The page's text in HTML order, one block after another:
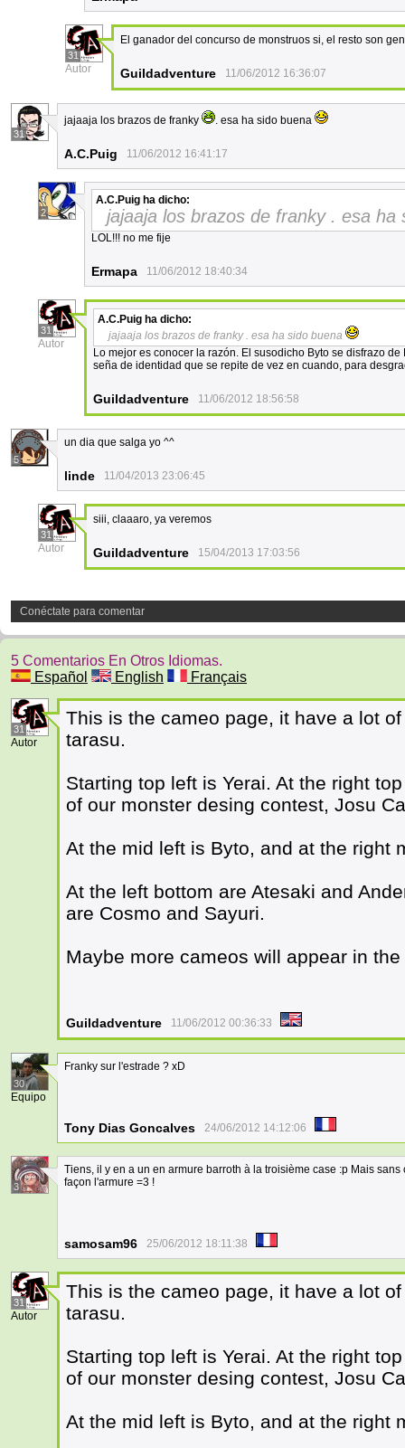
31
Autor
El ganador del concurso de monstruos si, el resto son
Guildadventure 11/06/2012 16:36:07
31
jajaaja los brazos de franky . esa ha sido buena
A.C.Puig 11/06/2012 16:41:17
2
A.C.Puig ha dicho:
jajaaja los brazos de franky . esa
LOL!!! no me fije
Ermapa 11/06/2012 18:40:34
31
Autor
A.C.Puig ha dicho:
jajaaja los brazos de franky . esa ha sido buena
Lo mejor es conocer la razón. El susodicho Byto se disfrazo
seña de identidad que se repite de vez en cuando, para
Guildadventure 11/06/2012 18:56:58
5
un dia que salga yo ^^
linde 11/04/2013 23:06:45
31
Autor
siii, claaaro, ya veremos
Guildadventure 15/04/2013 17:03:56
Conéctate para comentar
5 Comentarios En Otros Idiomas.
Español
English Français
31
Autor
This is the cameo page, it have a lot
tarasu.
Starting top left is Yerai. At the right
of our monster desing contest, Josu
At the mid left is Byto, and at the right
At the left bottom are Atesaki and
are Cosmo and Sayuri.
Maybe more cameos will appear in
Guildadventure 11/06/2012 00:36:33
30
Equipo
Franky sur l'estrade ? xD
Tony Dias Goncalves 24/06/2012 14:12:06
3
Tiens, il y en a un en armure barroth à la troisième case :p Mais
façon l'armure =3 !
samosam96 25/06/2012 18:11:38
31
Autor
This is the cameo page, it have a lot
tarasu.
Starting top left is Yerai. At the right
of our monster desing contest, Josu
At the mid left is Byto, and at the right